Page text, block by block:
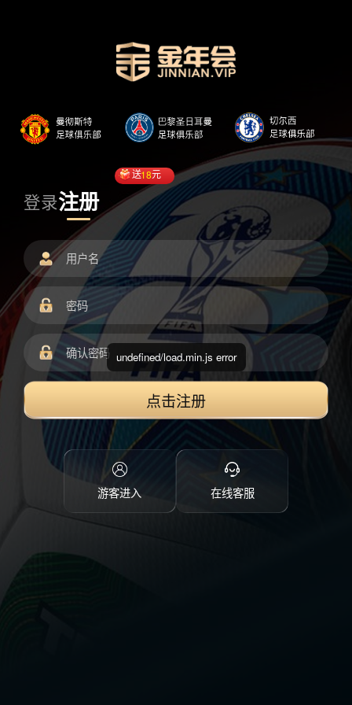
登录注册
送18元
点击注册
游客进入 在线客服
undefined/load.min.js error